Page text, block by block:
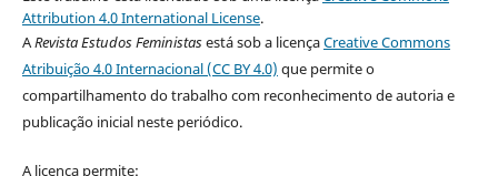
Attribution 4.0 International License.
ARevista Estudos Feministasestá sob a licençaCreative Commons
Atribuição 4.0 Internacional (CC BY 4.0) que permite o
compartilhamento do trabalho com reconhecimento de autoria e
publicação inicial neste periódico.
A licença permite: